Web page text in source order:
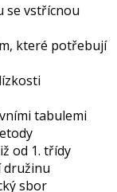
se vstřícnou
které potřebují
tabulemi
od 1. třídy
družinu
sbor